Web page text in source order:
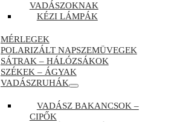
VADÁSZOKNAK
KÉZI LÁMPÁK
MÉRLEGEK
POLARIZÁLT NAPSZEMÜVEGEK
SÁTRAK – HÁLÓZSÁKOK
SZÉKEK – ÁGYAK
VADÁSZRUHÁK
VADÁSZ BAKANCSOK –
CIPŐK